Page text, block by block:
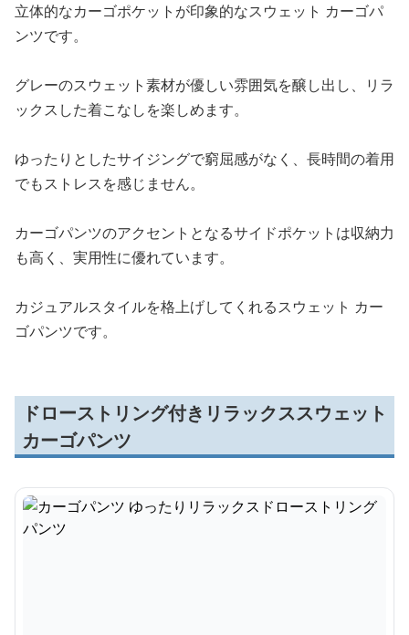
立体的なカーゴポケットが印象的なスウェット カーゴパ
ンツです。
グレーのスウェット素材が優しい雰囲気を醸し出し、リラ
ックスした着こなしを楽しめます。
ゆったりとしたサイジングで窮屈感がなく、長時間の着用
でもストレスを感じません。
カーゴパンツのアクセントとなるサイドポケットは収納力
も高く、実用性に優れています。
カジュアルスタイルを格上げしてくれるスウェット カー
ゴパンツです。
ドローストリング付きリラックススウェット
カーゴパンツ